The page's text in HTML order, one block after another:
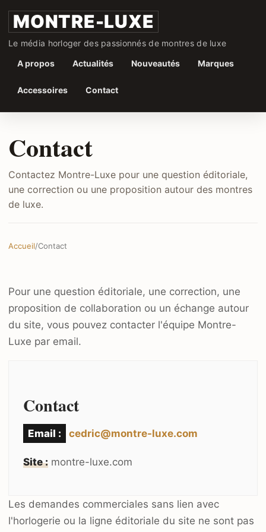
MONTRE-LUXE
Le média horloger des passionnés de montres de luxe
A propos
Actualités Nouveautés Marques
Accessoires Contact
Contact
Contactez Montre-Luxe pour une question éditoriale,
une correction ou une proposition autour des montres
de luxe.
Accueil/Contact
Pour une question éditoriale, une correction, une
proposition de collaboration ou un échange autour
du site, vous pouvez contacter l'équipe Montre-
Luxe par email.
Contact
Email : cedric@montre-luxe.com
Site : montre-luxe.com
Les demandes commerciales sans lien avec
l'horlogerie ou la ligne éditoriale du site ne sont pas